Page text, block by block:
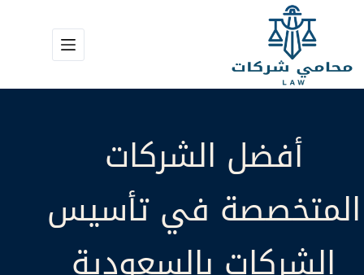
أفضل الشركات
المتخصصة في تأسيس